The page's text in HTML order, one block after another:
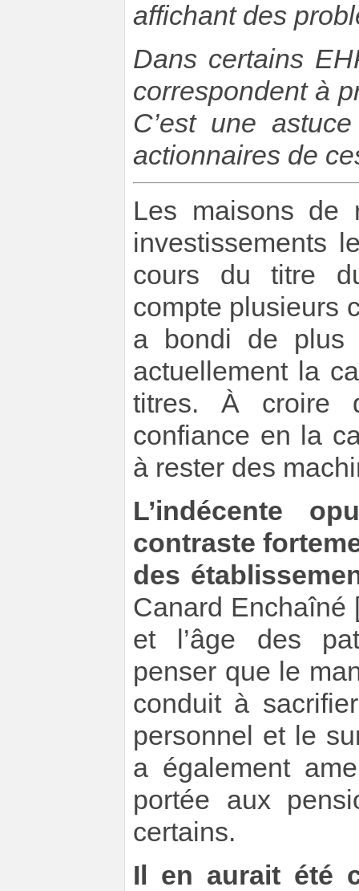
affichant des
Dans certains
correspondent à
C’est une
actionnaires de
Les maisons de
investissements
cours du titre
compte plusieurs
a bondi de
actuellement la
titres. À croire
confiance en la
à rester des
L’indécente
contraste
des
Canard Enchaîné
et l’âge des
penser que le
conduit à
personnel et le
a également
portée aux
certains.
Il en aurait été